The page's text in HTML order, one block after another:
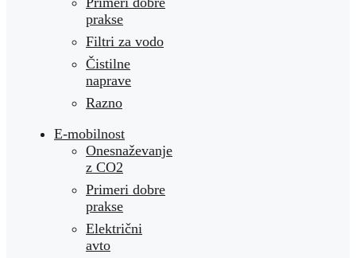
prakse
Filtri za vodo
Čistilne
naprave
Razno
E-mobilnost
Onesnaževanje
z CO2
Primeri dobre
prakse
Električni
avto